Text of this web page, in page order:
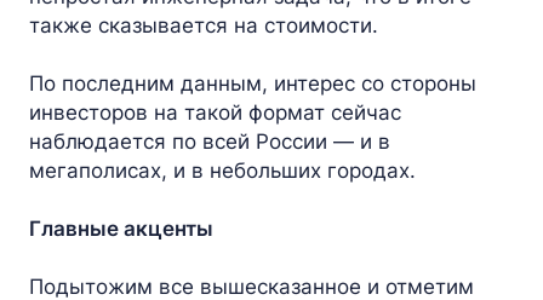
также сказывается на стоимости.
По последним данным, интерес со стороны
инвесторов на такой формат сейчас
наблюдается по всей России — и в
мегаполисах, и в небольших городах.
Главные акценты
Подытожим все вышесказанное и отметим